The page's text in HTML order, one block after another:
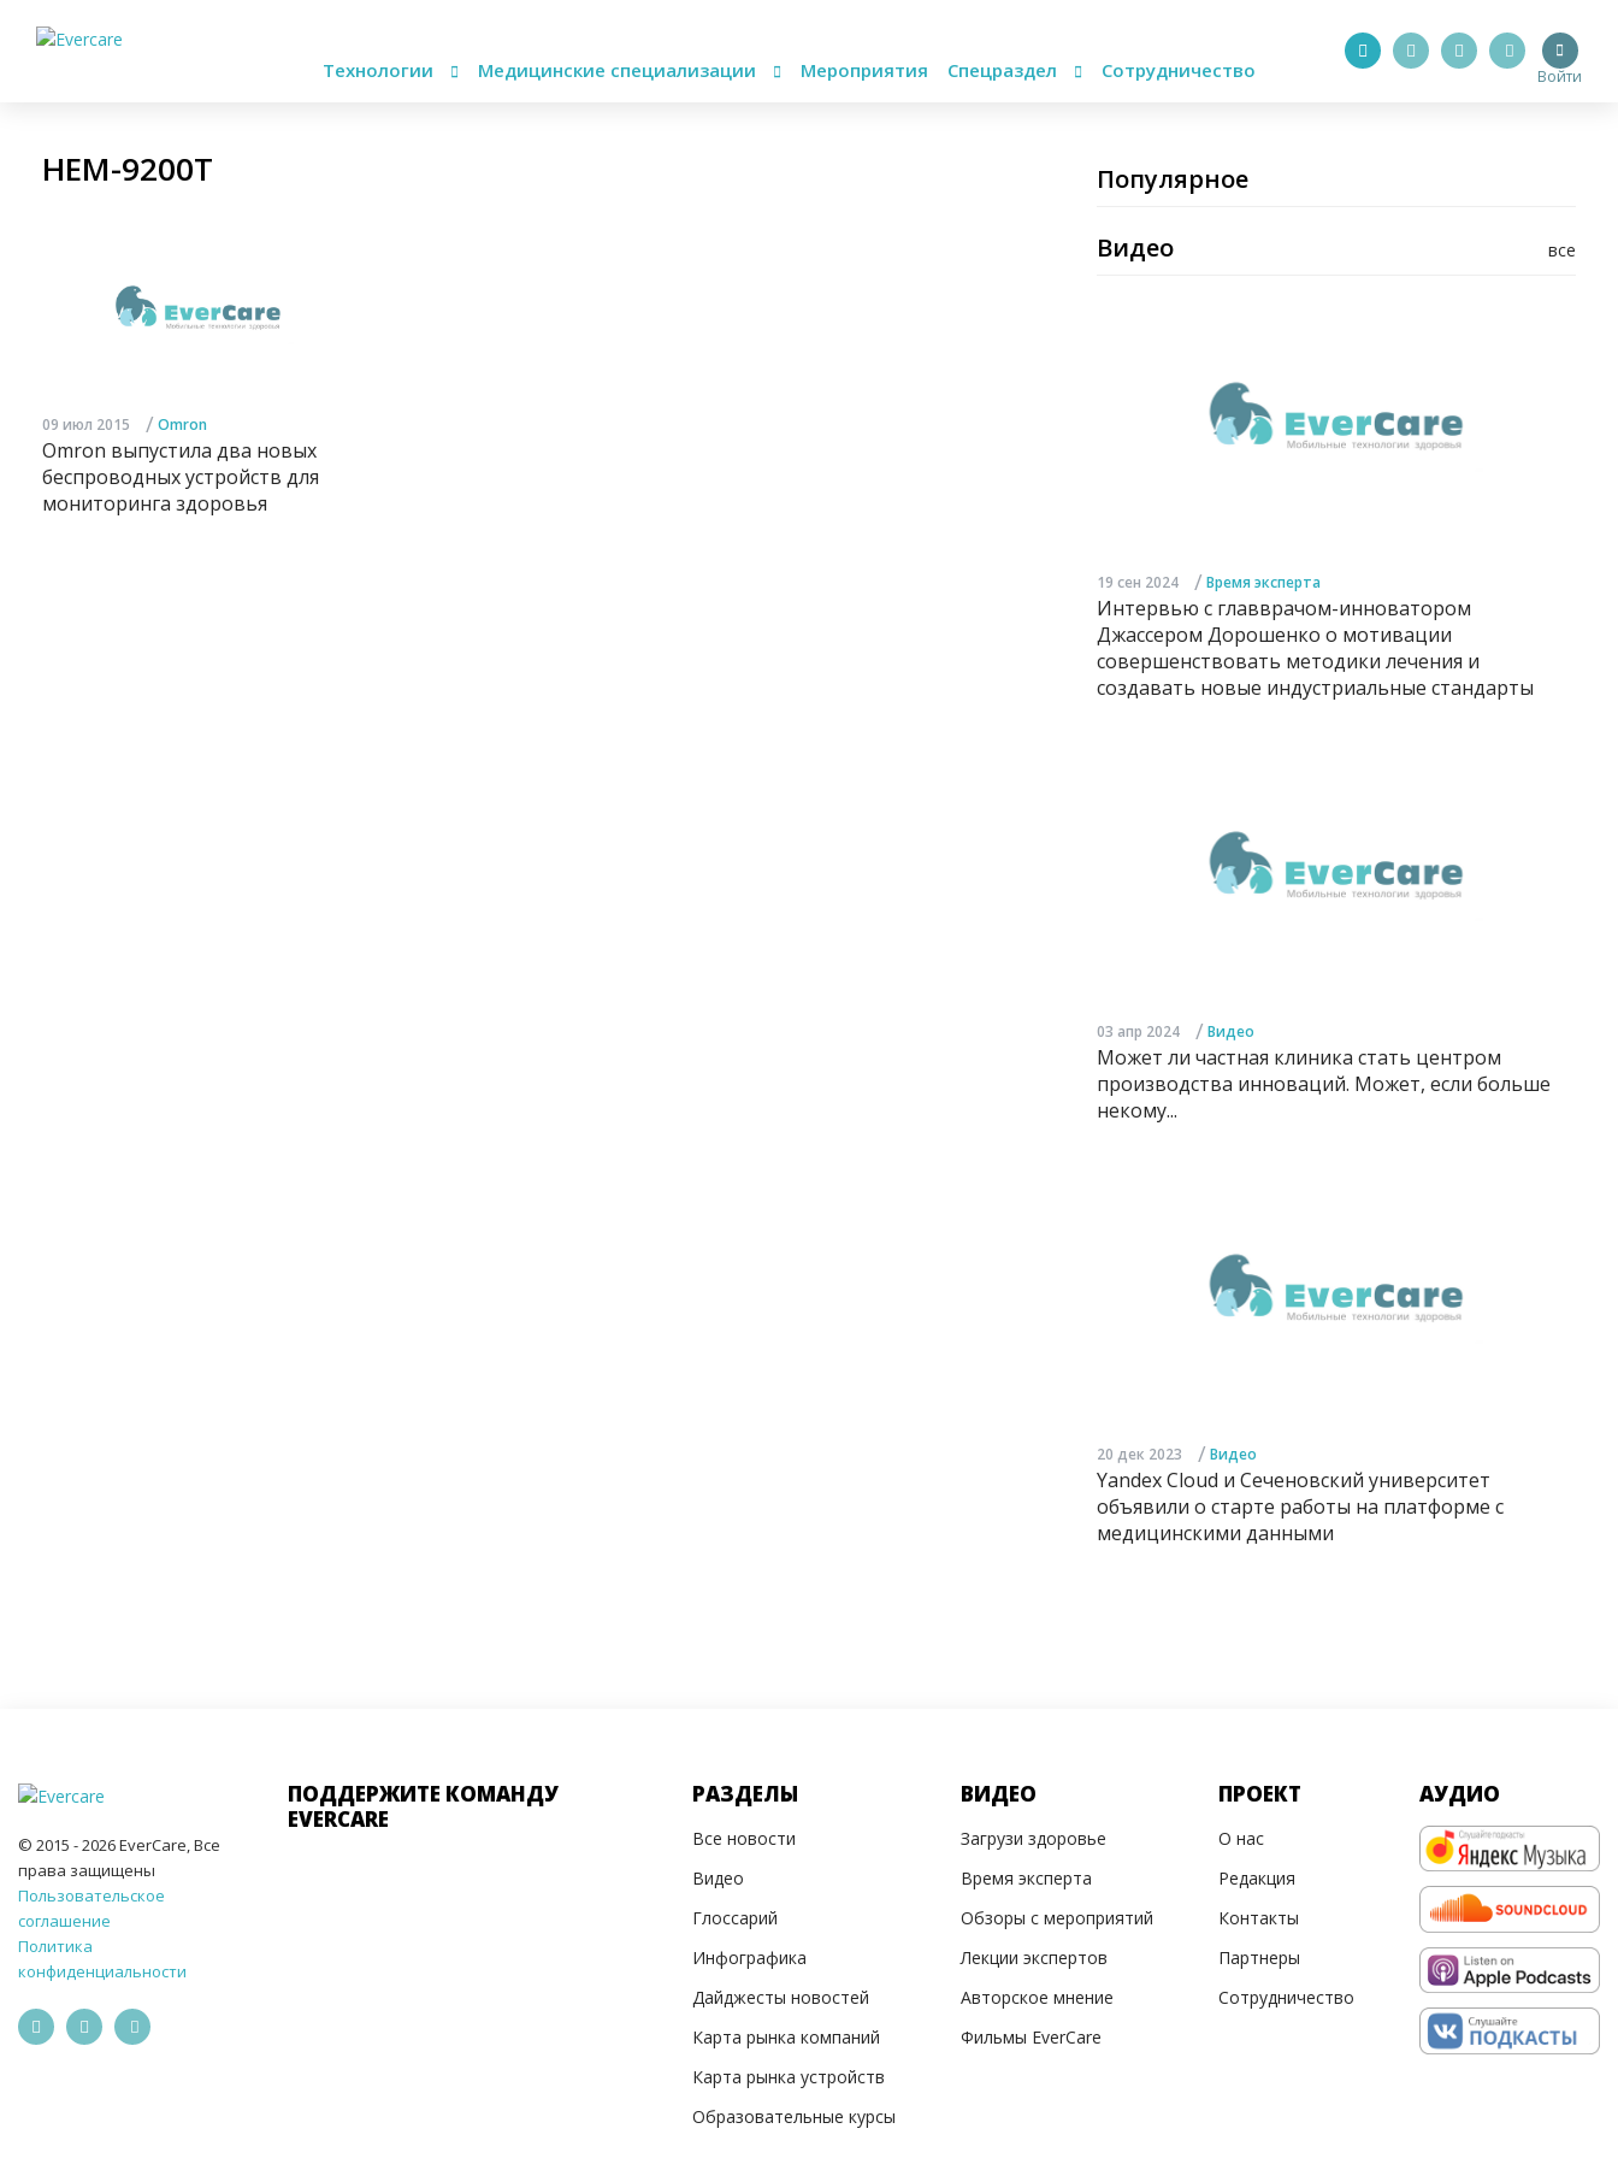
Технологии Медицинские специализации Мероприятия Спецраздел Сотрудничество Войти
HEM-9200T
09 июл 2015 / Omron
Omron выпустила два новых
беспроводных устройств для
мониторинга здоровья
Популярное
все
Видео
19 сен 2024 / Время эксперта
Интервью с главврачом-инноватором
Джассером Дорошенко о мотивации
совершенствовать методики лечения и
создавать новые индустриальные стандарты
03 апр 2024 / Видео
Может ли частная клиника стать центром
производства инноваций. Может, если больше
некому...
20 дек 2023 / Видео
Yandex Cloud и Сеченовский университет
объявили о старте работы на платформе с
медицинскими данными
© 2015 - 2026 EverCare, Все
права защищены
Пользовательское
соглашение
Политика
конфиденциальности
ПОДДЕРЖИТЕ КОМАНДУ
EVERCARE
РАЗДЕЛЫ
Все новости
Видео
Глоссарий
Инфографика
Дайджесты новостей
Карта рынка компаний
Карта рынка устройств
Образовательные курсы
ВИДЕО
Загрузи здоровье
Время эксперта
Обзоры с мероприятий
Лекции экспертов
Авторское мнение
Фильмы EverCare
ПРОЕКТ
О нас
Редакция
Контакты
Партнеры
Сотрудничество
АУДИО